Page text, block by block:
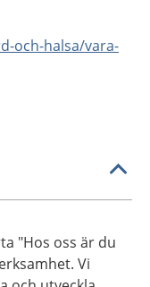
och-halsa/vara-
"Hos oss är du
Vi